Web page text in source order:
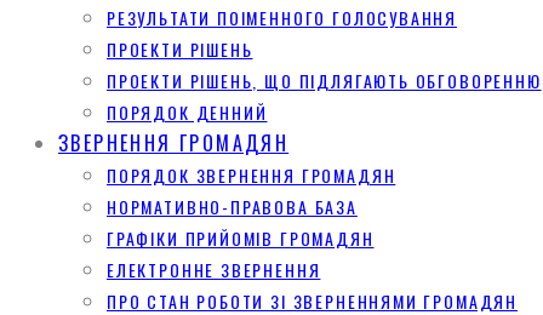
РЕЗУЛЬТАТИ ПОІМЕННОГО ГОЛОСУВАННЯ
ПРОЕКТИ РІШЕНЬ
ПРОЕКТИ РІШЕНЬ, ЩО ПІДЛЯГАЮТЬ ОБГОВОРЕННЮ
ПОРЯДОК ДЕННИЙ
ЗВЕРНЕННЯ ГРОМАДЯН
ПОРЯДОК ЗВЕРНЕННЯ ГРОМАДЯН
НОРМАТИВНО-ПРАВОВА БАЗА
ГРАФІКИ ПРИЙОМІВ ГРОМАДЯН
ЕЛЕКТРОННЕ ЗВЕРНЕННЯ
ПРО СТАН РОБОТИ ЗІ ЗВЕРНЕННЯМИ ГРОМАДЯН